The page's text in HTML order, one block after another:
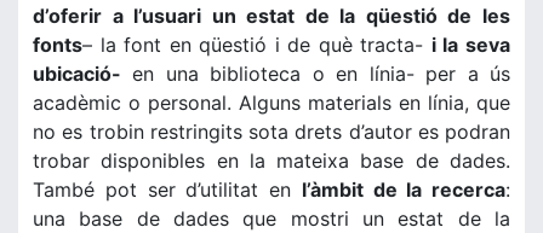
d’oferir a l’usuari un estat de la qüestió de les
fonts– la font en qüestió i de què tracta- i la seva
ubicació- en una biblioteca o en línia- per a ús
acadèmic o personal. Alguns materials en línia, que
no es trobin restringits sota drets d’autor es podran
trobar disponibles en la mateixa base de dades.
També pot ser d’utilitat en l’àmbit de la recerca:
una base de dades que mostri un estat de la